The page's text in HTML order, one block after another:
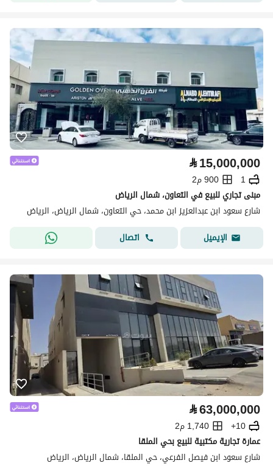
⃁15,000,000
1
900 م2
مبنى تجاري للبيع في التعاون، شمال الرياض
شارع سعود ابن عبدالعزيز ابن محمد، حي التعاون، شمال الرياض، الرياض
الإيميل
اتصال
⃁63,000,000
10+
1,740 م2
عمارة تجارية مكتبية للبيع بحي الملقا
شارع سعود ابن فيصل الفرعي، حي الملقا، شمال الرياض، الرياض